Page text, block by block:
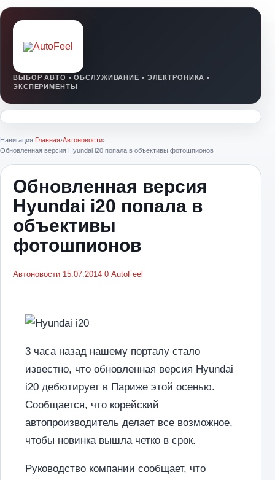
Навигация:Главная›Автоновости›
Обновленная версия Hyundai i20 попала в объективы фотошпионов
Обновленная версия
Hyundai i20 попала в
объективы
фотошпионов
Автоновости 15.07.2014 0 AutoFeel
3 часа назад нашему порталу стало
известно, что обновленная версия Hyundai
i20 дебютирует в Париже этой осенью.
Сообщается, что корейский
автопроизводитель делает все возможное,
чтобы новинка вышла четко в срок.
Руководство компании сообщает, что